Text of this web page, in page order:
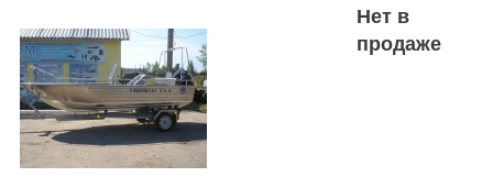
Нет в
продаже